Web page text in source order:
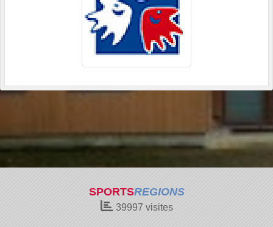
SPORTSREGIONS
39997 visites